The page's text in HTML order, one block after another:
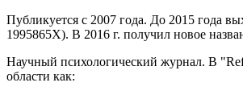
Публикуется с 2007 года. До 2015 года
1995865X). В 2016 г. получил новое
Научный психологический журнал. В
области как: